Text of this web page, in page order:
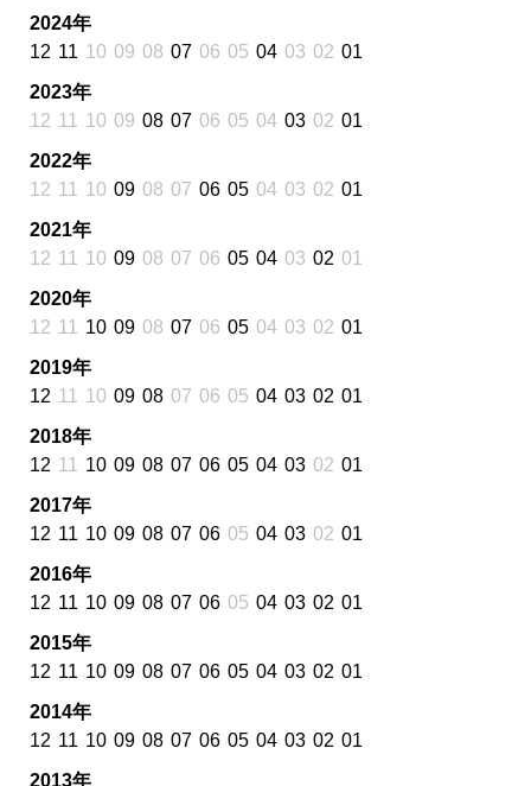
2024年
12 11 10 09 08 07 06 05 04 03 02 01
2023年
12 11 10 09 08 07 06 05 04 03 02 01
2022年
12 11 10 09 08 07 06 05 04 03 02 01
2021年
12 11 10 09 08 07 06 05 04 03 02 01
2020年
12 11 10 09 08 07 06 05 04 03 02 01
2019年
12 11 10 09 08 07 06 05 04 03 02 01
2018年
12 11 10 09 08 07 06 05 04 03 02 01
2017年
12 11 10 09 08 07 06 05 04 03 02 01
2016年
12 11 10 09 08 07 06 05 04 03 02 01
2015年
12 11 10 09 08 07 06 05 04 03 02 01
2014年
12 11 10 09 08 07 06 05 04 03 02 01
2013年